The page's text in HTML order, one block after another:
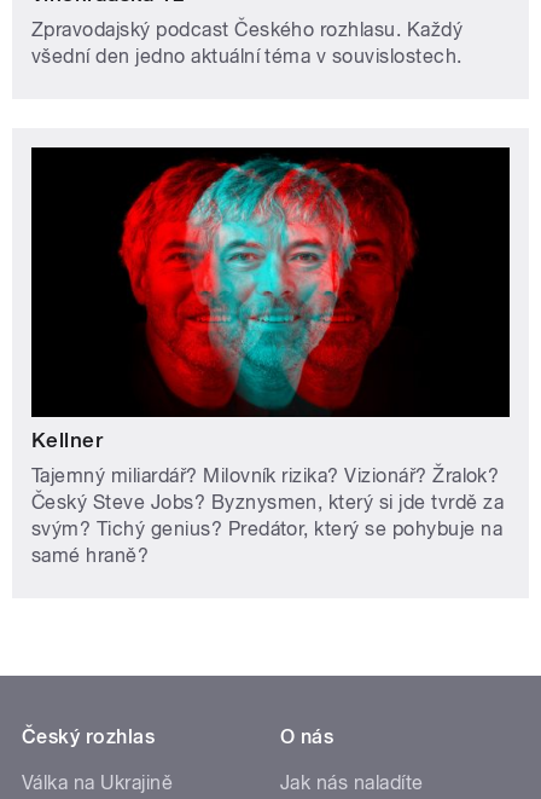
Zpravodajský podcast Českého rozhlasu. Každý
všední den jedno aktuální téma v souvislostech.
Kellner
Tajemný miliardář? Milovník rizika? Vizionář? Žralok?
Český Steve Jobs? Byznysmen, který si jde tvrdě za
svým? Tichý genius? Predátor, který se pohybuje na
samé hraně?
Český rozhlas
Válka na Ukrajině
O nás
Jak nás naladíte